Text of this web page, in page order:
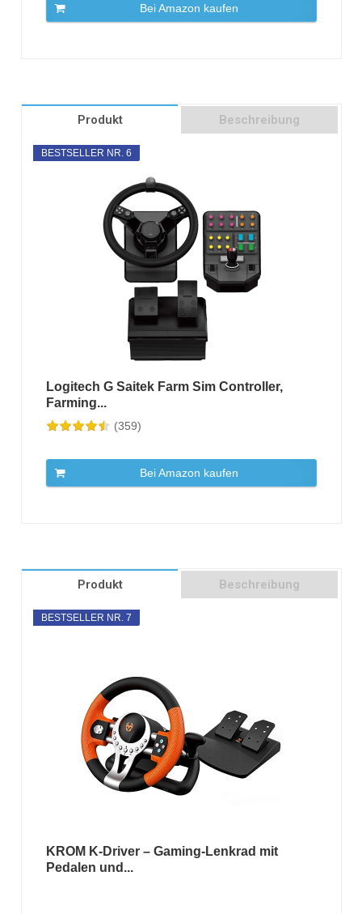
Bei Amazon kaufen
Produkt Beschreibung
BESTSELLER NR. 6
Logitech G Saitek Farm Sim Controller,
Farming...
(359)
Bei Amazon kaufen
Produkt Beschreibung
BESTSELLER NR. 7
KROM K-Driver – Gaming-Lenkrad mit
Pedalen und...